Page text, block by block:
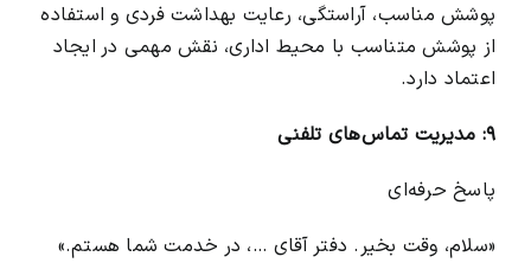
پوشش مناسب، آراستگی، رعایت بهداشت فردی و استفاده
از پوشش متناسب با محیط اداری، نقش مهمی در ایجاد
اعتماد دارد.
۹: مدیریت تماس‌های تلفنی
پاسخ حرفه‌ای
«سلام، وقت بخیر. دفتر آقای …، در خدمت شما هستم.»